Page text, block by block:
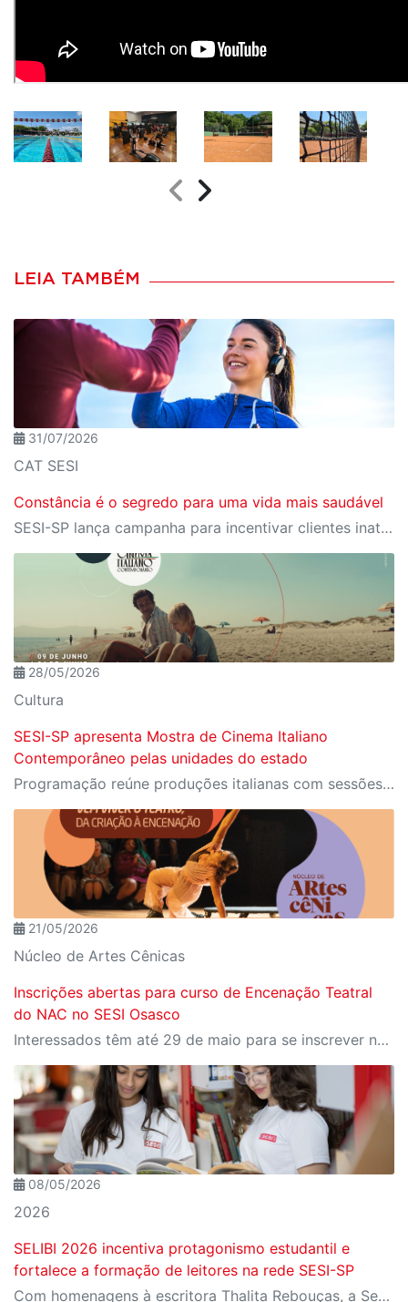
LEIA TAMBÉM
31/07/2026
CAT SESI
Constância é o segredo para uma vida mais saudável
SESI-SP lança campanha para incentivar clientes inativos a retomarem a prática de atividades físicas, esporte e lazer com benefícios exclusivos
28/05/2026
Cultura
SESI-SP apresenta Mostra de Cinema Italiano
Contemporâneo pelas unidades do estado
Programação reúne produções italianas com sessões gratuitas.
21/05/2026
Núcleo de Artes Cênicas
Inscrições abertas para curso de Encenação Teatral
do NAC no SESI Osasco
Interessados têm até 29 de maio para se inscrever na primeira etapa do processo, que inclui oficina presencial nos dias 1 e 2 de junho
08/05/2026
2026
SELIBI 2026 incentiva protagonismo estudantil e
fortalece a formação de leitores na rede SESI-SP
Com homenagens à escritora Thalita Rebouças, a Semana do Livro e da Biblioteca promove criatividade, produção autoral e diferentes formas de expressão entre estudantes da Educação Infantil à EJA